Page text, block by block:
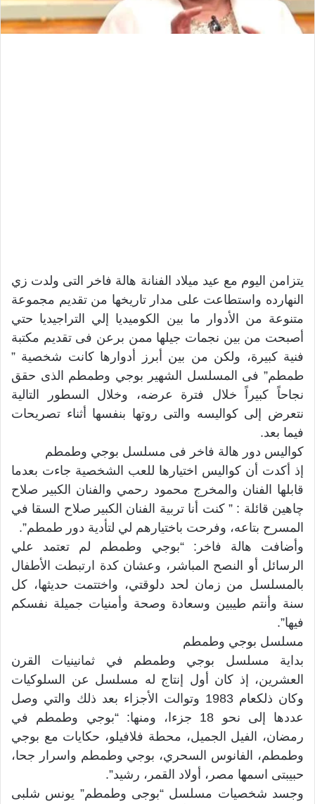
يتزامن اليوم مع عيد ميلاد الفنانة هالة فاخر التى ولدت زي
النهارده واستطاعت على مدار تاريخها من تقديم مجموعة
متنوعة من الأدوار ما بين الكوميديا إلي التراجيديا حتي
أصبحت من بين نجمات جيلها ممن برعن فى تقديم مكتبة
فنية كبيرة، ولكن من بين أبرز أدوارها كانت شخصية ”
طمطم” فى المسلسل الشهير بوجي وطمطم الذى حقق
نجاحاً كبيراً خلال فترة عرضه، وخلال السطور التالية
نتعرض إلى كواليسه والتى روتها بنفسها أثناء تصريحات
فيما بعد.
كواليس دور هالة فاخر فى مسلسل بوجي وطمطم
إذ أكدت أن كواليس اختيارها للعب الشخصية جاءت بعدما
قابلها الفنان والمخرج محمود رحمي والفنان الكبير صلاح
چاهين قائلة : ” كنت أنا تربية الفنان الكبير صلاح السقا في
المسرح بتاعه، وفرحت باختيارهم لي لتأدية دور طمطم”.
وأضافت هالة فاخر: “بوجي وطمطم لم تعتمد علي
الرسائل أو النصح المباشر، وعشان كدة ارتبطت الأطفال
بالمسلسل من زمان لحد دلوقتي، واختتمت حديثها، كل
سنة وأنتم طيبين وسعادة وصحة وأمنيات جميلة نفسكم
فيها”.
مسلسل بوجي وطمطم
بداية مسلسل بوجي وطمطم في ثمانينيات القرن
العشرين، إذ كان أول إنتاج له مسلسل عن السلوكيات
وكان ذلكعام 1983 وتوالت الأجزاء بعد ذلك والتي وصل
عددها إلى نحو 18 جزءا، ومنها: “بوجي وطمطم في
رمضان، الفيل الجميل، محطة فلافيلو، حكايات مع بوجي
وطمطم، الفانوس السحري، بوجي وطمطم واسرار جحا،
حبيبتى اسمها مصر، أولاد القمر، رشيد”.
وجسد شخصيات مسلسل “بوجى وطمطم” يونس شلبى